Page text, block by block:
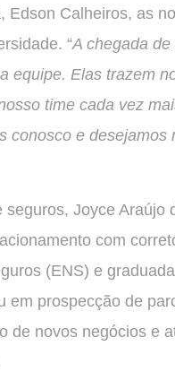
Edson Calheiros, as
“A chegada
equipe. Elas trazem
time cada vez
conosco e desejamos
Joyce Araújo
com
(ENS) e
em prospecção de
de novos negócios e